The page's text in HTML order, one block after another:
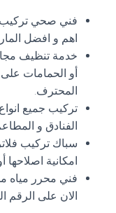
فني صحي تركيب
اهم و افضل
خدمة تنظيف
أو الحمامات
المحترف.
تركيب جميع
الفنادق و
سباك تركيب
امكانية اصلاحها
فني محرر مياه
الان على الرقم